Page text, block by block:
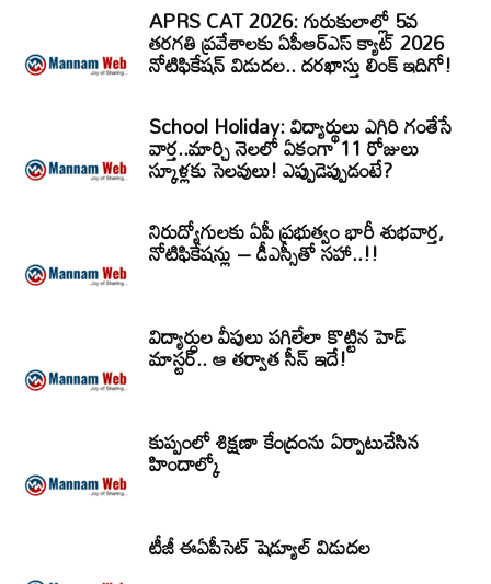
APRS CAT 2026: గురుకులాల్లో 5వ
తరగతి ప్రవేశాలకు ఏపీఆర్‌ఎస్‌ క్యాట్‌ 2026
నోటిఫికేషన్‌ విడుదల.. దరఖాస్తు లింక్‌ ఇదిగో!
School Holiday: విద్యార్థులు ఎగిరి గంతేసే
వార్త..మార్చి నెలలో ఏకంగా 11 రోజులు
స్కూళ్లకు సెలవులు! ఎప్పుడెప్పుడంటే?
నిరుద్యోగులకు ఏపీ ప్రభుత్వం భారీ శుభవార్త,
నోటిఫికేషన్లు – డీఎస్సీతో సహా..!!
విద్యార్ధుల వీపులు పగిలేలా కొట్టిన హెడ్
మాస్టర్.. ఆ తర్వాత సీన్‌ ఇదే!
కుప్పంలో శిక్షణా కేంద్రంను ఏర్పాటుచేసిన
హిందాల్కో
టీజీ ఈఏపీసెట్‌ షెడ్యూల్‌ విడుదల